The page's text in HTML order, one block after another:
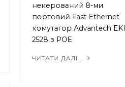
некерований 8-ми
портовий Fast Ethernet
комутатор Advantech
2528 з POE
ЧИТАТИ ДАЛІ...